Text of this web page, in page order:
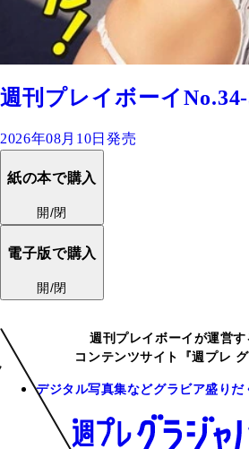
週刊プレイボーイ
2026年08月10日発売
紙の本で購入
開/閉
電子版で購入
開/閉
週刊プレイボーイが運営
コンテンツサイト『週プレ グ
デジタル写真集などグラビア盛りだ